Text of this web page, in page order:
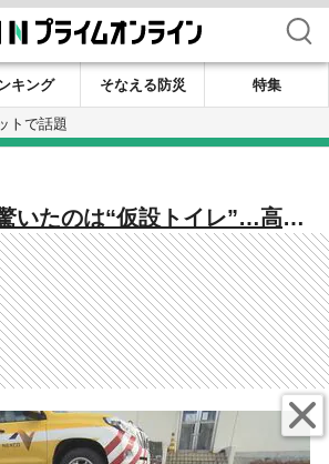
検索
キング そなえる防災
特集
トで話題
いたのは“仮設トイレ”…高速
つかる『落下物』命に関わ
険性も